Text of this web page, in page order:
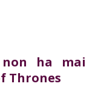
ha mai
Thrones